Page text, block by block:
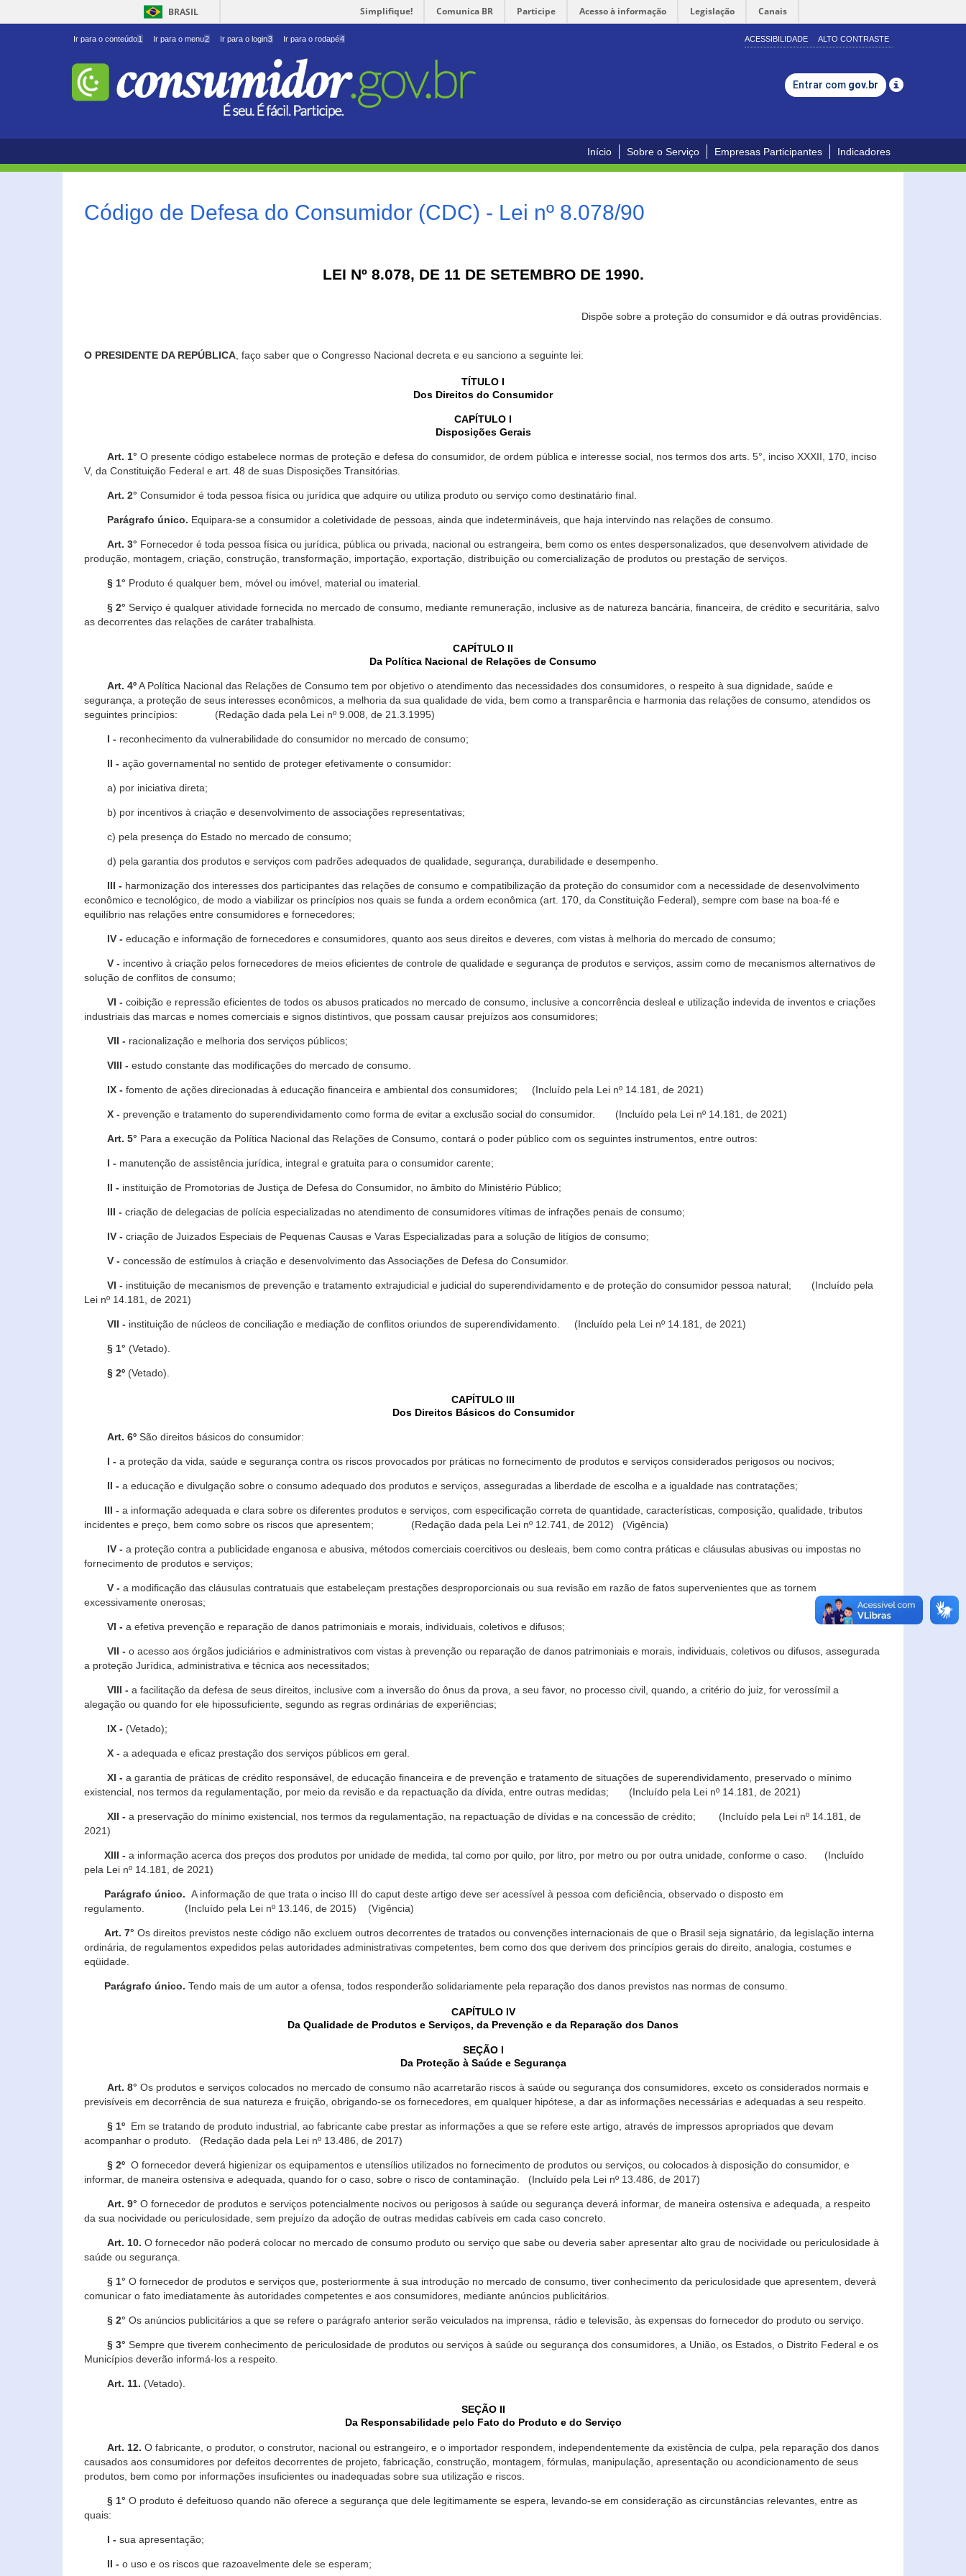
BRASIL Simplifique! Comunica BR Participe Acesso à informação Legislação Canais
Ir para o conteúdo1 Ir para o menu2 Ir para o login3 Ir para o rodapé4 ACESSIBILIDADE ALTO CONTRASTE
Entrar com gov.br
Início Sobre o Serviço Empresas Participantes Indicadores
Código de Defesa do Consumidor (CDC) - Lei nº 8.078/90
LEI Nº 8.078, DE 11 DE SETEMBRO DE 1990.
Dispõe sobre a proteção do consumidor e dá outras providências.
O PRESIDENTE DA REPÚBLICA, faço saber que o Congresso Nacional decreta e eu sanciono a seguinte lei:
TÍTULO I
Dos Direitos do Consumidor
CAPÍTULO I
Disposições Gerais
Art. 1° O presente código estabelece normas de proteção e defesa do consumidor, de ordem pública e interesse social, nos termos dos arts. 5°, inciso XXXII, 170, inciso
V, da Constituição Federal e art. 48 de suas Disposições Transitórias.
Art. 2° Consumidor é toda pessoa física ou jurídica que adquire ou utiliza produto ou serviço como destinatário final.
Parágrafo único. Equipara-se a consumidor a coletividade de pessoas, ainda que indetermináveis, que haja intervindo nas relações de consumo.
Art. 3° Fornecedor é toda pessoa física ou jurídica, pública ou privada, nacional ou estrangeira, bem como os entes despersonalizados, que desenvolvem atividade de
produção, montagem, criação, construção, transformação, importação, exportação, distribuição ou comercialização de produtos ou prestação de serviços.
§ 1° Produto é qualquer bem, móvel ou imóvel, material ou imaterial.
§ 2° Serviço é qualquer atividade fornecida no mercado de consumo, mediante remuneração, inclusive as de natureza bancária, financeira, de crédito e securitária, salvo
as decorrentes das relações de caráter trabalhista.
CAPÍTULO II
Da Política Nacional de Relações de Consumo
Art. 4ºA Política Nacional das Relações de Consumo tem por objetivo o atendimento das necessidades dos consumidores, o respeito à sua dignidade, saúde e
segurança, a proteção de seus interesses econômicos, a melhoria da sua qualidade de vida, bem como a transparência e harmonia das relações de consumo, atendidos os
seguintes princípios: (Redação dada pela Lei nº 9.008, de 21.3.1995)
I - reconhecimento da vulnerabilidade do consumidor no mercado de consumo;
II - ação governamental no sentido de proteger efetivamente o consumidor:
a) por iniciativa direta;
b) por incentivos à criação e desenvolvimento de associações representativas;
c) pela presença do Estado no mercado de consumo;
d) pela garantia dos produtos e serviços com padrões adequados de qualidade, segurança, durabilidade e desempenho.
III - harmonização dos interesses dos participantes das relações de consumo e compatibilização da proteção do consumidor com a necessidade de desenvolvimento
econômico e tecnológico, de modo a viabilizar os princípios nos quais se funda a ordem econômica (art. 170, da Constituição Federal), sempre com base na boa-fé e
equilíbrio nas relações entre consumidores e fornecedores;
IV - educação e informação de fornecedores e consumidores, quanto aos seus direitos e deveres, com vistas à melhoria do mercado de consumo;
V - incentivo à criação pelos fornecedores de meios eficientes de controle de qualidade e segurança de produtos e serviços, assim como de mecanismos alternativos de
solução de conflitos de consumo;
VI - coibição e repressão eficientes de todos os abusos praticados no mercado de consumo, inclusive a concorrência desleal e utilização indevida de inventos e criações
industriais das marcas e nomes comerciais e signos distintivos, que possam causar prejuízos aos consumidores;
VII - racionalização e melhoria dos serviços públicos;
VIII - estudo constante das modificações do mercado de consumo.
IX - fomento de ações direcionadas à educação financeira e ambiental dos consumidores; (Incluído pela Lei nº 14.181, de 2021)
X - prevenção e tratamento do superendividamento como forma de evitar a exclusão social do consumidor. (Incluído pela Lei nº 14.181, de 2021)
Art. 5° Para a execução da Política Nacional das Relações de Consumo, contará o poder público com os seguintes instrumentos, entre outros:
I - manutenção de assistência jurídica, integral e gratuita para o consumidor carente;
II - instituição de Promotorias de Justiça de Defesa do Consumidor, no âmbito do Ministério Público;
III - criação de delegacias de polícia especializadas no atendimento de consumidores vítimas de infrações penais de consumo;
IV - criação de Juizados Especiais de Pequenas Causas e Varas Especializadas para a solução de litígios de consumo;
V - concessão de estímulos à criação e desenvolvimento das Associações de Defesa do Consumidor.
VI - instituição de mecanismos de prevenção e tratamento extrajudicial e judicial do superendividamento e de proteção do consumidor pessoa natural; (Incluído pela
Lei nº 14.181, de 2021)
VII - instituição de núcleos de conciliação e mediação de conflitos oriundos de superendividamento. (Incluído pela Lei nº 14.181, de 2021)
§ 1° (Vetado).
§ 2º (Vetado).
CAPÍTULO III
Dos Direitos Básicos do Consumidor
Art. 6º São direitos básicos do consumidor:
I - a proteção da vida, saúde e segurança contra os riscos provocados por práticas no fornecimento de produtos e serviços considerados perigosos ou nocivos;
II - a educação e divulgação sobre o consumo adequado dos produtos e serviços, asseguradas a liberdade de escolha e a igualdade nas contratações;
III - a informação adequada e clara sobre os diferentes produtos e serviços, com especificação correta de quantidade, características, composição, qualidade, tributos
incidentes e preço, bem como sobre os riscos que apresentem; (Redação dada pela Lei nº 12.741, de 2012) (Vigência)
IV - a proteção contra a publicidade enganosa e abusiva, métodos comerciais coercitivos ou desleais, bem como contra práticas e cláusulas abusivas ou impostas no
fornecimento de produtos e serviços;
V - a modificação das cláusulas contratuais que estabeleçam prestações desproporcionais ou sua revisão em razão de fatos supervenientes que as tornem
excessivamente onerosas;
VI - a efetiva prevenção e reparação de danos patrimoniais e morais, individuais, coletivos e difusos;
VII - o acesso aos órgãos judiciários e administrativos com vistas à prevenção ou reparação de danos patrimoniais e morais, individuais, coletivos ou difusos, assegurada
a proteção Jurídica, administrativa e técnica aos necessitados;
VIII - a facilitação da defesa de seus direitos, inclusive com a inversão do ônus da prova, a seu favor, no processo civil, quando, a critério do juiz, for verossímil a
alegação ou quando for ele hipossuficiente, segundo as regras ordinárias de experiências;
IX - (Vetado);
X - a adequada e eficaz prestação dos serviços públicos em geral.
XI - a garantia de práticas de crédito responsável, de educação financeira e de prevenção e tratamento de situações de superendividamento, preservado o mínimo
existencial, nos termos da regulamentação, por meio da revisão e da repactuação da dívida, entre outras medidas; (Incluído pela Lei nº 14.181, de 2021)
XII - a preservação do mínimo existencial, nos termos da regulamentação, na repactuação de dívidas e na concessão de crédito; (Incluído pela Lei nº 14.181, de
2021)
XIII - a informação acerca dos preços dos produtos por unidade de medida, tal como por quilo, por litro, por metro ou por outra unidade, conforme o caso. (Incluído
pela Lei nº 14.181, de 2021)
Parágrafo único. A informação de que trata o inciso III do caput deste artigo deve ser acessível à pessoa com deficiência, observado o disposto em
regulamento. (Incluído pela Lei nº 13.146, de 2015) (Vigência)
Art. 7° Os direitos previstos neste código não excluem outros decorrentes de tratados ou convenções internacionais de que o Brasil seja signatário, da legislação interna
ordinária, de regulamentos expedidos pelas autoridades administrativas competentes, bem como dos que derivem dos princípios gerais do direito, analogia, costumes e
eqüidade.
Parágrafo único. Tendo mais de um autor a ofensa, todos responderão solidariamente pela reparação dos danos previstos nas normas de consumo.
CAPÍTULO IV
Da Qualidade de Produtos e Serviços, da Prevenção e da Reparação dos Danos
SEÇÃO I
Da Proteção à Saúde e Segurança
Art. 8° Os produtos e serviços colocados no mercado de consumo não acarretarão riscos à saúde ou segurança dos consumidores, exceto os considerados normais e
previsíveis em decorrência de sua natureza e fruição, obrigando-se os fornecedores, em qualquer hipótese, a dar as informações necessárias e adequadas a seu respeito.
§ 1º Em se tratando de produto industrial, ao fabricante cabe prestar as informações a que se refere este artigo, através de impressos apropriados que devam
acompanhar o produto. (Redação dada pela Lei nº 13.486, de 2017)
§ 2º O fornecedor deverá higienizar os equipamentos e utensílios utilizados no fornecimento de produtos ou serviços, ou colocados à disposição do consumidor, e
informar, de maneira ostensiva e adequada, quando for o caso, sobre o risco de contaminação. (Incluído pela Lei nº 13.486, de 2017)
Art. 9° O fornecedor de produtos e serviços potencialmente nocivos ou perigosos à saúde ou segurança deverá informar, de maneira ostensiva e adequada, a respeito
da sua nocividade ou periculosidade, sem prejuízo da adoção de outras medidas cabíveis em cada caso concreto.
Art. 10. O fornecedor não poderá colocar no mercado de consumo produto ou serviço que sabe ou deveria saber apresentar alto grau de nocividade ou periculosidade à
saúde ou segurança.
§ 1° O fornecedor de produtos e serviços que, posteriormente à sua introdução no mercado de consumo, tiver conhecimento da periculosidade que apresentem, deverá
comunicar o fato imediatamente às autoridades competentes e aos consumidores, mediante anúncios publicitários.
§ 2° Os anúncios publicitários a que se refere o parágrafo anterior serão veiculados na imprensa, rádio e televisão, às expensas do fornecedor do produto ou serviço.
§ 3° Sempre que tiverem conhecimento de periculosidade de produtos ou serviços à saúde ou segurança dos consumidores, a União, os Estados, o Distrito Federal e os
Municípios deverão informá-los a respeito.
Art. 11. (Vetado).
SEÇÃO II
Da Responsabilidade pelo Fato do Produto e do Serviço
Art. 12. O fabricante, o produtor, o construtor, nacional ou estrangeiro, e o importador respondem, independentemente da existência de culpa, pela reparação dos danos
causados aos consumidores por defeitos decorrentes de projeto, fabricação, construção, montagem, fórmulas, manipulação, apresentação ou acondicionamento de seus
produtos, bem como por informações insuficientes ou inadequadas sobre sua utilização e riscos.
§ 1° O produto é defeituoso quando não oferece a segurança que dele legitimamente se espera, levando-se em consideração as circunstâncias relevantes, entre as
quais:
I - sua apresentação;
II - o uso e os riscos que razoavelmente dele se esperam;